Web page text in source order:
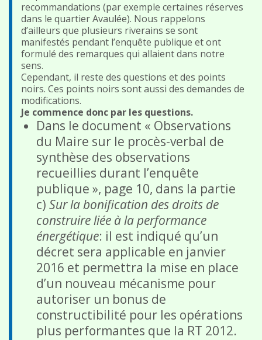
recommandations (par exemple certaines réserves
dans le quartier Avaulée). Nous rappelons
d’ailleurs que plusieurs riverains se sont
manifestés pendant l’enquête publique et ont
formulé des remarques qui allaient dans notre
sens.
Cependant, il reste des questions et des points
noirs. Ces points noirs sont aussi des demandes de
modifications.
Je commence donc par les questions.
Dans le document « Observations
du Maire sur le procès-verbal de
synthèse des observations
recueillies durant l’enquête
publique », page 10, dans la partie
c) Sur la bonification des droits de
construire liée à la performance
énergétique: il est indiqué qu’un
décret sera applicable en janvier
2016 et permettra la mise en place
d’un nouveau mécanisme pour
autoriser un bonus de
constructibilité pour les opérations
plus performantes que la RT 2012.